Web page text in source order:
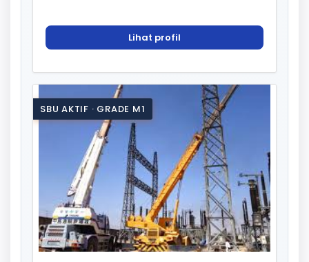
Lihat profil
SBU AKTIF · GRADE M1